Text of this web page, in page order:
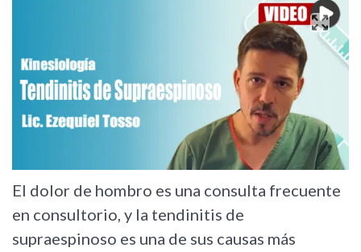
El dolor de hombro es una consulta frecuente
en consultorio, y la tendinitis de
supraespinoso es una de sus causas más